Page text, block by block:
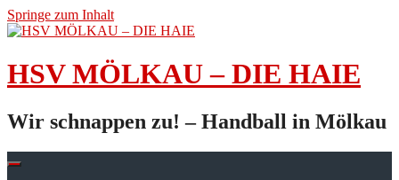
Springe zum Inhalt
HSV MÖLKAU – DIE HAIE
Wir schnappen zu! – Handball in Mölkau